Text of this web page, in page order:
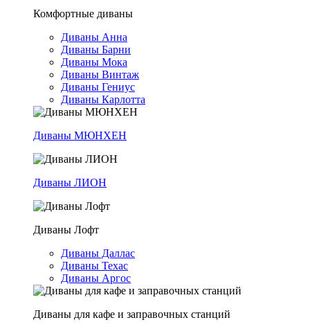
Комфортные диваны
Диваны Анна
Диваны Барни
Диваны Мока
Диваны Винтаж
Диваны Гениус
Диваны Карлотта
Диваны МЮНХЕН
Диваны ЛИОН
Диваны Лофт
Диваны Даллас
Диваны Техас
Диваны Аргос
Диваны для кафе и заправочных станций